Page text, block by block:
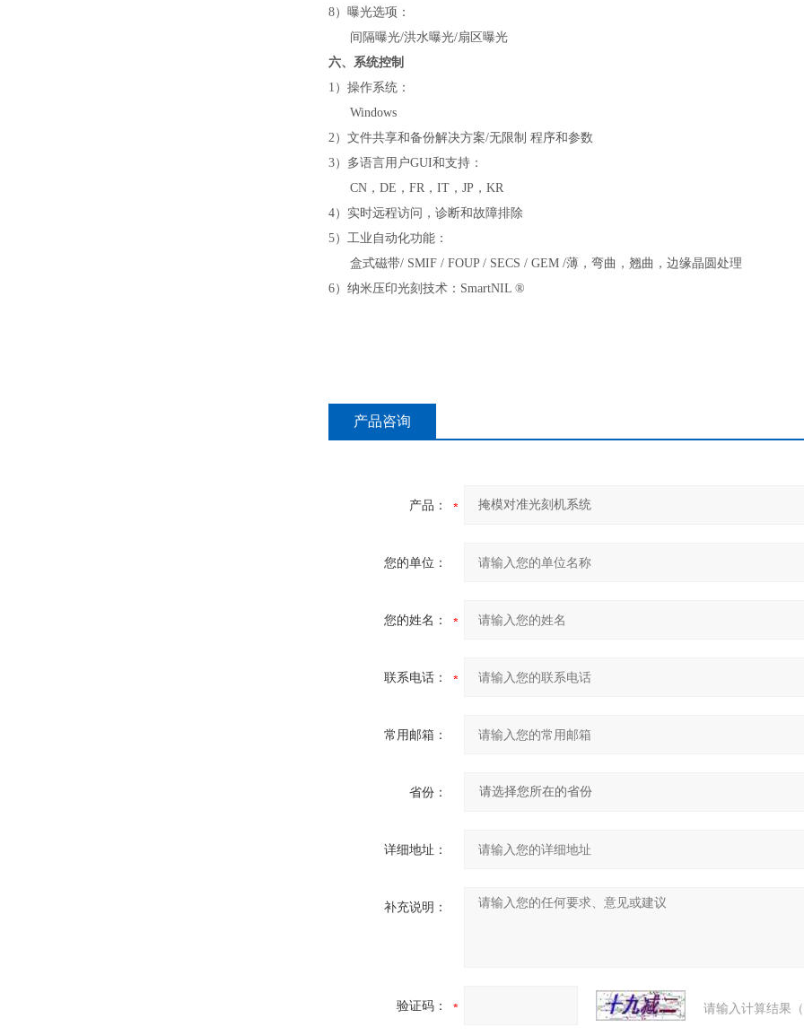
8）曝光选项：
间隔曝光/洪水曝光/扇区曝光
六、系统控制
1）操作系统：
Windows
2）文件共享和备份解决方案/无限制 程序和参数
3）多语言用户GUI和支持：
CN，DE，FR，IT，JP，KR
4）实时远程访问，诊断和故障排除
5）工业自动化功能：
盒式磁带/ SMIF / FOUP / SECS / GEM /薄，弯曲，翘曲，边缘晶圆处理
6）纳米压印光刻技术：SmartNIL ®
产品咨询
产品：
您的单位：
您的姓名：
联系电话：
常用邮箱：
省份：
详细地址：
补充说明：
验证码： 请输入计算结果